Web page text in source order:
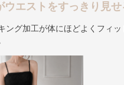
ウエストをすっきり見せ
ング加工が体にほどよくフィッ